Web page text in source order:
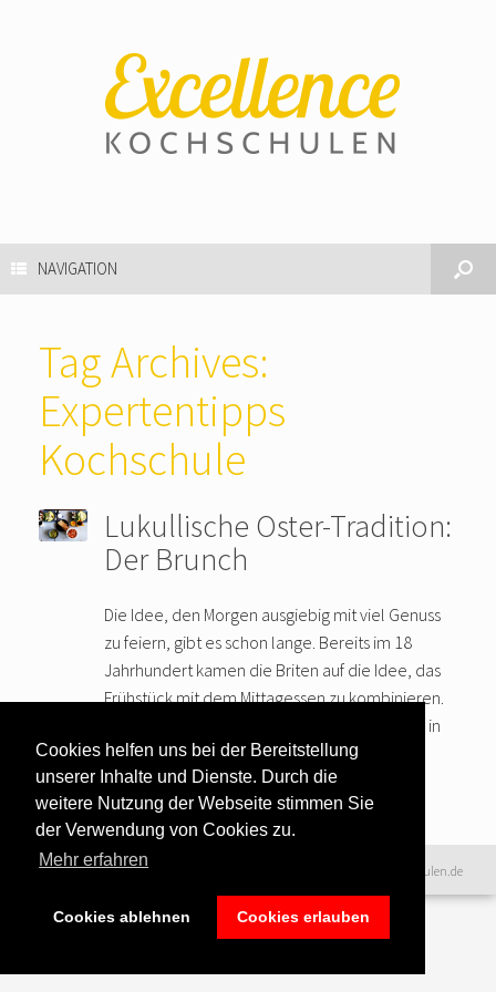
Cookies helfen uns bei der Bereitstellung
unserer Inhalte und Dienste. Durch die
weitere Nutzung der Webseite stimmen Sie
der Verwendung von Cookies zu.
Mehr erfahren
Cookies ablehnen Cookies erlauben
NAVIGATION
Tag Archives:
Expertentipps
Kochschule
Lukullische Oster-Tradition:
Der Brunch
Die Idee, den Morgen ausgiebig mit viel Genuss
zu feiern, gibt es schon lange. Bereits im 18
Jahrhundert kamen die Briten auf die Idee, das
Frühstück mit dem Mittagessen zu kombinieren.
Die erste Erwähnung des „Brunch“ findet sich in
der… weiter lesen
Datenschutzerklärung
Haftungsausschluss|Impressum &
©2016 www.excellence-kochschulen.de